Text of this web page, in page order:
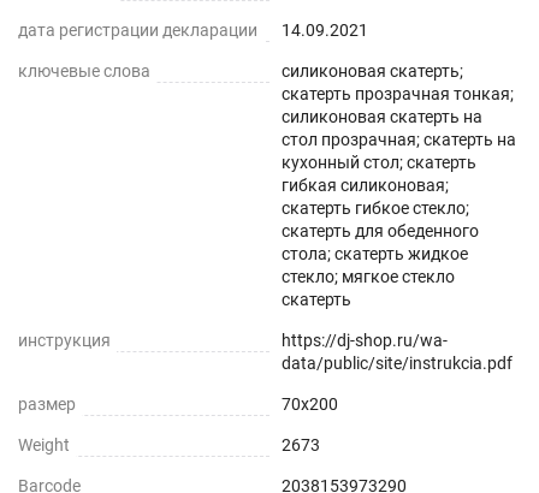
Легко мыть и протирать
Защита поверхности стола от отпечатков
пальцев, пыли, грязи и пятен жира.
Не скрывает натуральный цвет вашего стола
Звукопоглощение
Приглушает звон столовых приборов.
Долговечно
дата регистрации декларации 14.09.2021
ключевые слова
силиконовая скатерть;
скатерть прозрачная тонкая;
силиконовая скатерть на
стол прозрачная; скатерть на
кухонный стол; скатерть
гибкая силиконовая;
скатерть гибкое стекло;
скатерть для обеденного
стола; скатерть жидкое
стекло; мягкое стекло
скатерть
инструкция
https://dj-shop.ru/wa-
data/public/site/instrukcia.pdf
размер 70x200
Weight 2673
Barcode 2038153973290